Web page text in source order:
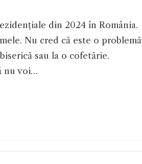
din 2024 în România.
Nu cred că este o problemă
sau la o cofetărie.
nu voi…